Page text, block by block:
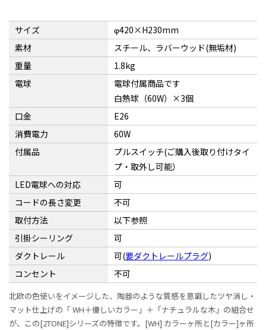
サイズ
φ420×H230mm
素材
スチール、ラバーウッド(無垢材)
重量
1.8kg
電球
電球付属商品です
白熱球（60W）×3個
口金
E26
消費電力
60W
付属品
プルスイッチ(ご購入後取り付けタイ
プ・取外し可能）
LED電球への対応
可
コードの長さ変更
不可
取付方法
以下参照
引掛シーリング
可
ダクトレール
可(要ダクトレールプラグ)
コンセント
不可
北欧の色使いをイメージした、陶器のような質感を意識したツヤ消し・
マット仕上げの「 WH＋優しいカラー」＋「ナチュラルな木」の組合せ
が、この[2TONE]シリーズの特徴です。[WH] カラーヶ所と[カラー]ヶ所